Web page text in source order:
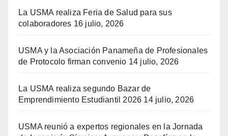
La USMA realiza Feria de Salud para sus
colaboradores 16 julio, 2026
USMA y la Asociación Panameña de Profesionales
de Protocolo firman convenio 14 julio, 2026
La USMA realiza segundo Bazar de
Emprendimiento Estudiantil 2026 14 julio, 2026
USMA reunió a expertos regionales en la Jornada